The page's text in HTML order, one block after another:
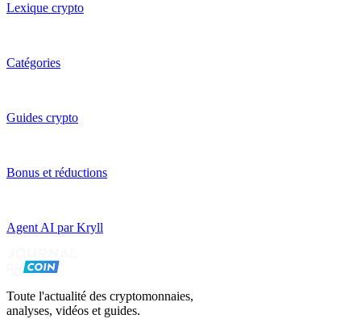
Lexique crypto
Catégories
Guides crypto
Bonus et réductions
Agent AI par Kryll
Toute l'actualité des cryptomonnaies,
analyses, vidéos et guides.